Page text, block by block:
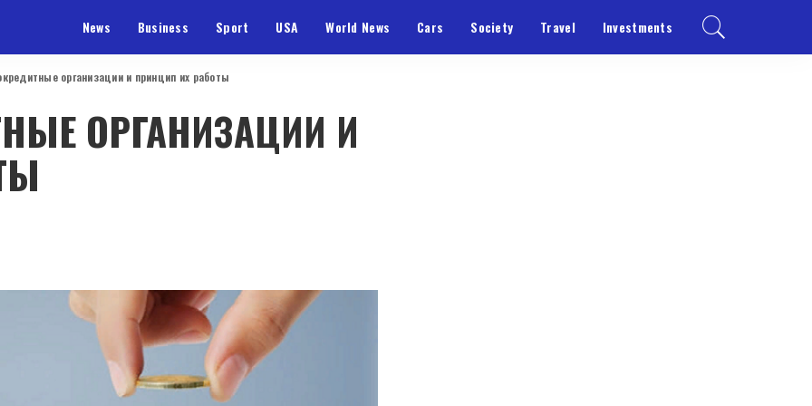
News Business Sport USA World News Cars Society Travel Investments
организации и принцип их работы
ОРГАНИЗАЦИИ И